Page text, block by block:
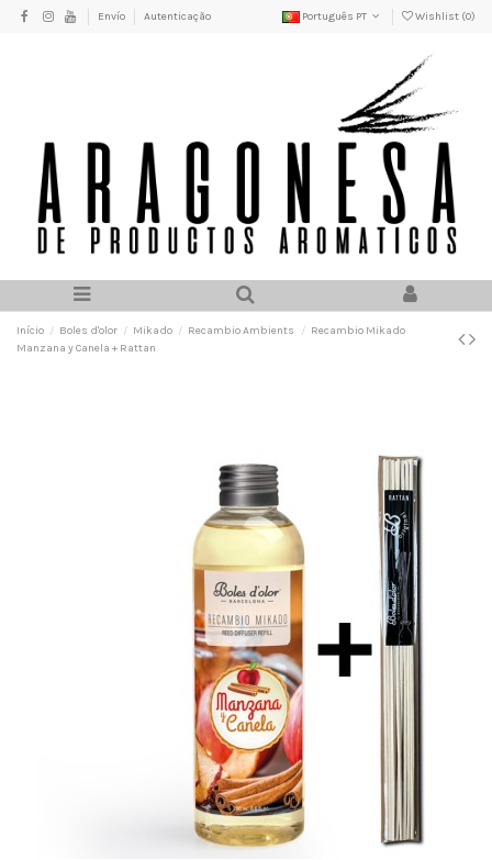
Envío Autenticação Português PT Wishlist (0)
Início Boles d'olor Mikado Recambio Ambients
Recambio Mikado
Manzana y Canela + Rattan